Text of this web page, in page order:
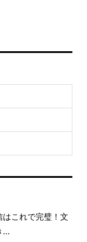
これで完璧！文
...